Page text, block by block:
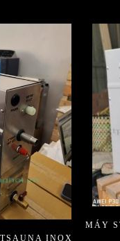
INOX
MÁY